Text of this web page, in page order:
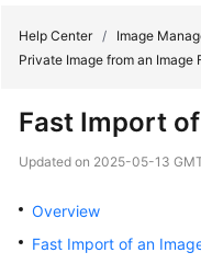
New
Overview
Getting
Help Center / Image
Private Image from an Image
Fast Import
Updated on 2025-05-13
Overview
Fast Import of an